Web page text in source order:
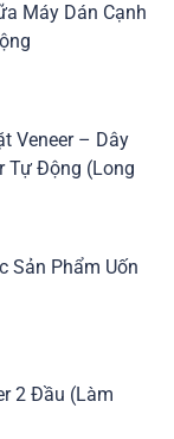
Máy Dán Cạnh
Veneer – Dây
Tự Động (Long
Sản Phẩm Uốn
2 Đầu (Làm